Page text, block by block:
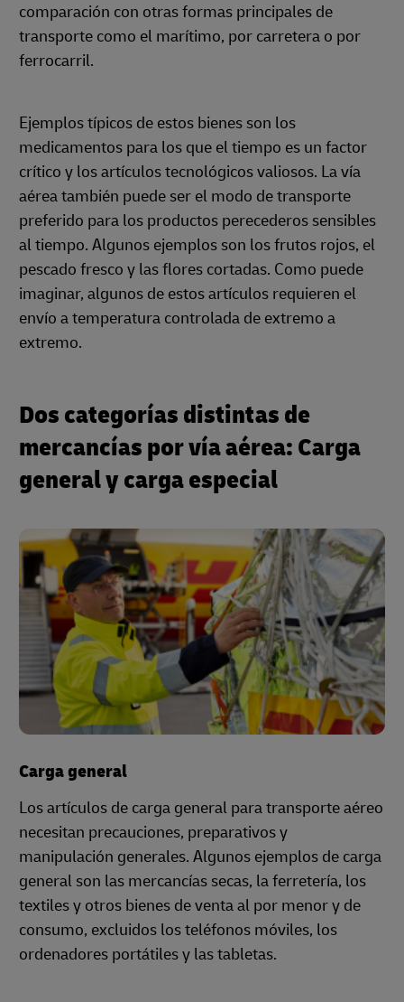
comparación con otras formas principales de
transporte como el marítimo, por carretera o por
ferrocarril.
Ejemplos típicos de estos bienes son los
medicamentos para los que el tiempo es un factor
crítico y los artículos tecnológicos valiosos. La vía
aérea también puede ser el modo de transporte
preferido para los productos perecederos sensibles
al tiempo. Algunos ejemplos son los frutos rojos, el
pescado fresco y las flores cortadas. Como puede
imaginar, algunos de estos artículos requieren el
envío a temperatura controlada de extremo a
extremo.
Dos categorías distintas de
mercancías por vía aérea: Carga
general y carga especial
Carga general
Los artículos de carga general para transporte aéreo
necesitan precauciones, preparativos y
manipulación generales. Algunos ejemplos de carga
general son las mercancías secas, la ferretería, los
textiles y otros bienes de venta al por menor y de
consumo, excluidos los teléfonos móviles, los
ordenadores portátiles y las tabletas.